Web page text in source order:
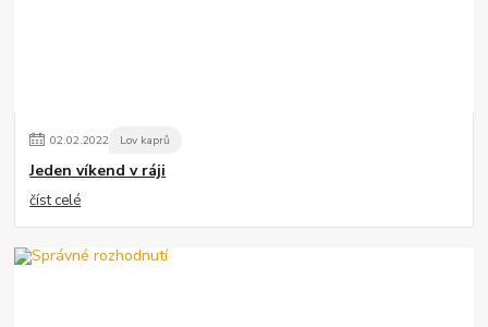
02.02.2022 Lov kaprů
Jeden víkend v ráji
číst celé